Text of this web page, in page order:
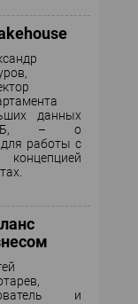
данных
– о
работы с
и